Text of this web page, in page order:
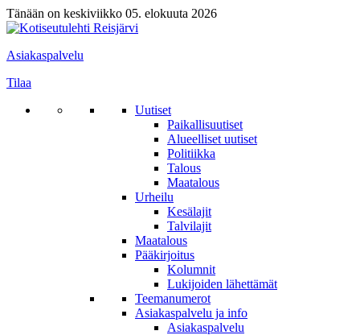
Tänään on keskiviikko 05. elokuuta 2026
Asiakaspalvelu
Tilaa
Uutiset
Paikallisuutiset
Alueelliset uutiset
Politiikka
Talous
Maatalous
Urheilu
Kesälajit
Talvilajit
Maatalous
Pääkirjoitus
Kolumnit
Lukijoiden lähettämät
Teemanumerot
Asiakaspalvelu ja info
Asiakaspalvelu